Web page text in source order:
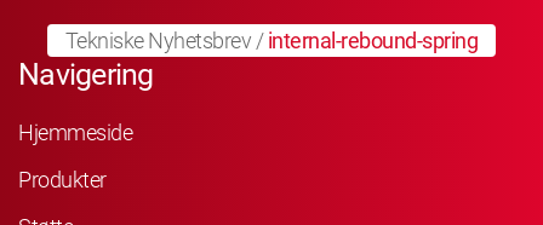
Tekniske Nyhetsbrev /internal-rebound-spring
Navigering
Hjemmeside
Produkter